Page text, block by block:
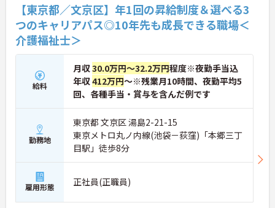
【東京都／文京区】年1回の昇給制度＆選べる3
つのキャリアパス◎10年先も成長できる職場＜
介護福祉士＞
給料
月収30.0万円～32.2万円程度※夜勤手当込
年収412万円～※残業月10時間、夜勤平均5
回、各種手当・賞与を含んだ例です
勤務地
東京都 文京区 湯島2-21-15
東京メトロ丸ノ内線(池袋－荻窪)「本郷三丁
目駅」徒歩8分
雇用形態 正社員(正職員)